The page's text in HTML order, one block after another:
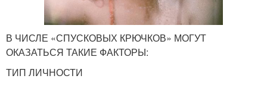
В ЧИСЛЕ «СПУСКОВЫХ КРЮЧКОВ» МОГУТ
ОКАЗАТЬСЯ ТАКИЕ ФАКТОРЫ:
ТИП ЛИЧНОСТИ